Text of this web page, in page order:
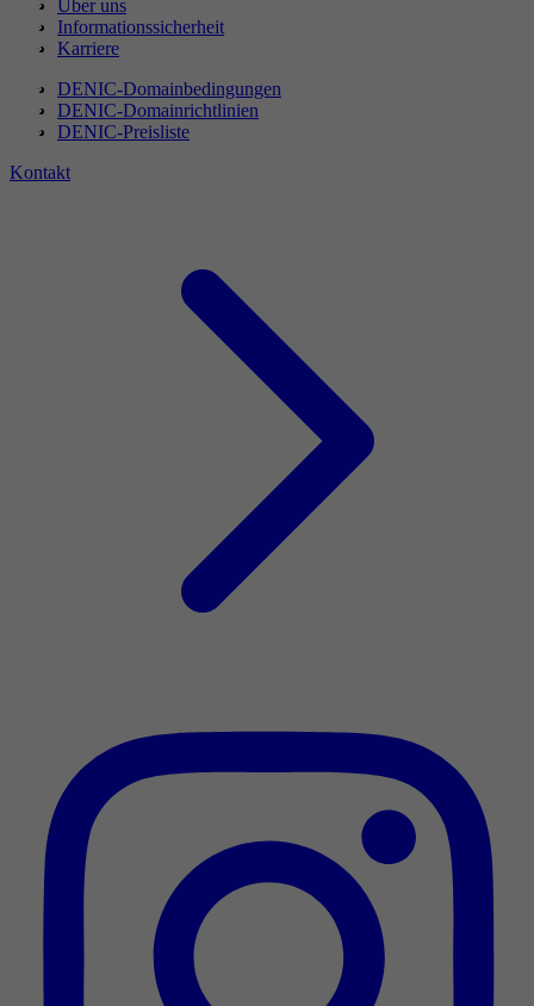
Über uns
Informationssicherheit
Karriere
DENIC-Domainbedingungen
DENIC-Domainrichtlinien
DENIC-Preisliste
Kontakt